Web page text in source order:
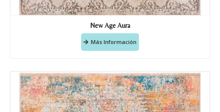
New Age Aura
Más Información
Tu mensaje.